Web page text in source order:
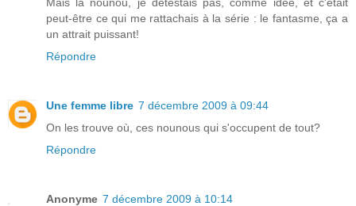
peut-être ce qui me rattachais à la série : le fantasme, ça a
un attrait puissant!
Répondre
Une femme libre 7 décembre 2009 à 09:44
On les trouve où, ces nounous qui s'occupent de tout?
Répondre
Anonyme 7 décembre 2009 à 10:14